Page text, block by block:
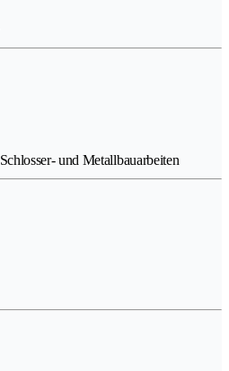
Schlosser- und Metallbauarbeiten